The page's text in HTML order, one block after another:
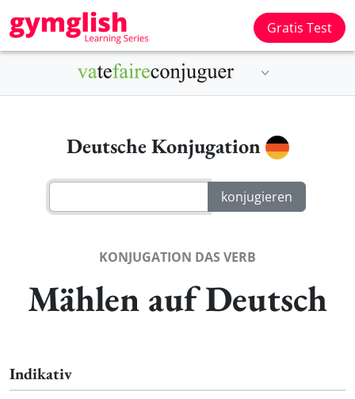
Gratis Test
Deutsche Konjugation
KONJUGATION DAS VERB
Mählen auf Deutsch
Indikativ